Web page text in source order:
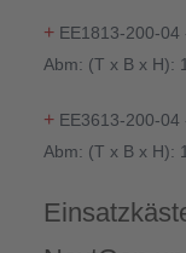
+EE1813-200-04
Abm: (T x B x H):
+EE3613-200-04
Abm: (T x B x H):